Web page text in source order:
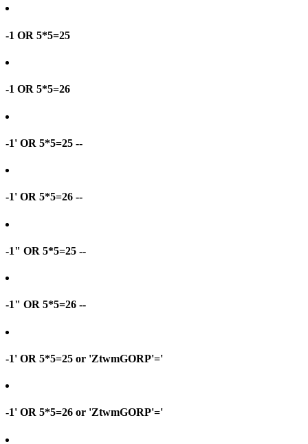
-1 OR 5*5=25
-1 OR 5*5=26
-1' OR 5*5=25 --
-1' OR 5*5=26 --
-1" OR 5*5=25 --
-1" OR 5*5=26 --
-1' OR 5*5=25 or 'ZtwmGORP'='
-1' OR 5*5=26 or 'ZtwmGORP'='